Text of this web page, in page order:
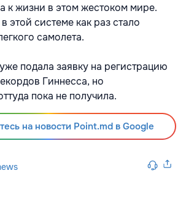
к жизни в этом жестоком мире.
этой системе как раз стало
самолета.
подала заявку на регистрацию
Гиннесса, но
пока не получила.
на новости Point.md в Google